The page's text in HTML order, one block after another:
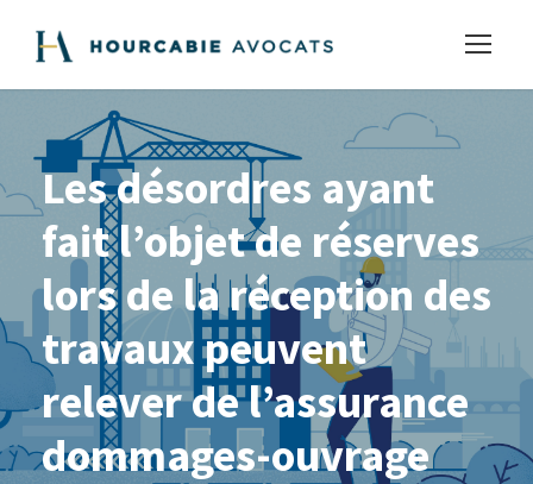
Les désordres ayant
fait l’objet de réserves
lors de la réception des
travaux peuvent
relever de l’assurance
dommages-ouvrage